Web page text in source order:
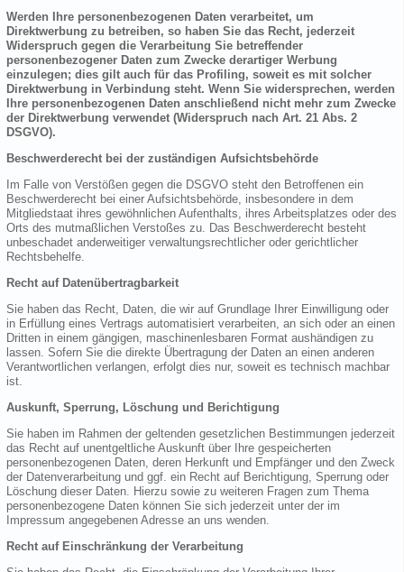
Werden Ihre personenbezogenen Daten verarbeitet, um
Direktwerbung zu betreiben, so haben Sie das Recht, jederzeit
Widerspruch gegen die Verarbeitung Sie betreffender
personenbezogener Daten zum Zwecke derartiger Werbung
einzulegen; dies gilt auch für das Profiling, soweit es mit solcher
Direktwerbung in Verbindung steht. Wenn Sie widersprechen, werden
Ihre personenbezogenen Daten anschließend nicht mehr zum Zwecke
der Direktwerbung verwendet (Widerspruch nach Art. 21 Abs. 2
DSGVO).
Beschwerderecht bei der zuständigen Aufsichtsbehörde
Im Falle von Verstößen gegen die DSGVO steht den Betroffenen ein
Beschwerderecht bei einer Aufsichtsbehörde, insbesondere in dem
Mitgliedstaat ihres gewöhnlichen Aufenthalts, ihres Arbeitsplatzes oder des
Orts des mutmaßlichen Verstoßes zu. Das Beschwerderecht besteht
unbeschadet anderweitiger verwaltungsrechtlicher oder gerichtlicher
Rechtsbehelfe.
Recht auf Datenübertragbarkeit
Sie haben das Recht, Daten, die wir auf Grundlage Ihrer Einwilligung oder
in Erfüllung eines Vertrags automatisiert verarbeiten, an sich oder an einen
Dritten in einem gängigen, maschinenlesbaren Format aushändigen zu
lassen. Sofern Sie die direkte Übertragung der Daten an einen anderen
Verantwortlichen verlangen, erfolgt dies nur, soweit es technisch machbar
ist.
Auskunft, Sperrung, Löschung und Berichtigung
Sie haben im Rahmen der geltenden gesetzlichen Bestimmungen jederzeit
das Recht auf unentgeltliche Auskunft über Ihre gespeicherten
personenbezogenen Daten, deren Herkunft und Empfänger und den Zweck
der Datenverarbeitung und ggf. ein Recht auf Berichtigung, Sperrung oder
Löschung dieser Daten. Hierzu sowie zu weiteren Fragen zum Thema
personenbezogene Daten können Sie sich jederzeit unter der im
Impressum angegebenen Adresse an uns wenden.
Recht auf Einschränkung der Verarbeitung